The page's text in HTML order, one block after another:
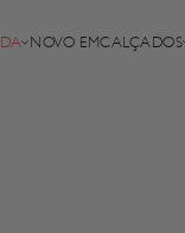
NOVO EMCALÇADOS